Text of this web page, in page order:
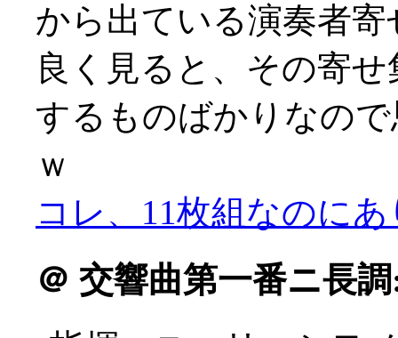
から出ている演奏者
良く見ると、その寄
するものばかりなの
ｗ
コレ、11枚組なのに
＠ 交響曲第一番ニ長